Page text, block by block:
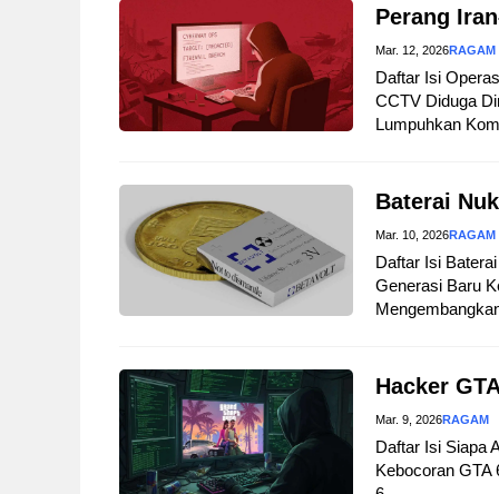
Perang
Mar. 12, 2026RAGAM
Daftar Isi
CCTV Diduga
Lumpuhkan
Baterai
Mar. 10, 2026RAGAM
Daftar Isi
Generasi Baru
Hacker
Mar. 9, 2026RAGAM
Daftar Isi Siapa
Kebocoran GTA